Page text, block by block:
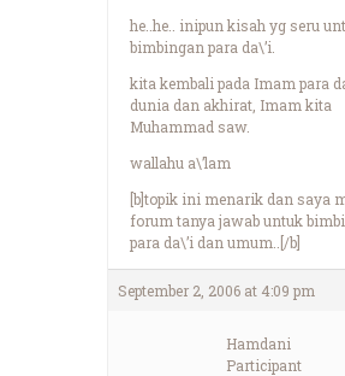
he..he.. inipun kisah yg seru
bimbingan para da\’i.
kita kembali pada Imam para
dunia dan akhirat, Imam kita
Muhammad saw.
wallahu a\’lam
[b]topik ini menarik dan saya
forum tanya jawab untuk
para da\’i dan umum..[/b]
September 2, 2006 at 4:09 pm
Hamdani
Participant